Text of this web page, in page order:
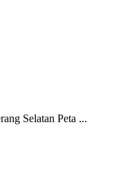
Selatan Peta ...